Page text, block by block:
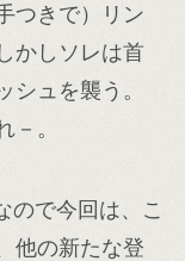
つきで）リン
かしソレは首
シュを襲う。
－。
で今回は、こ
他の新たな登